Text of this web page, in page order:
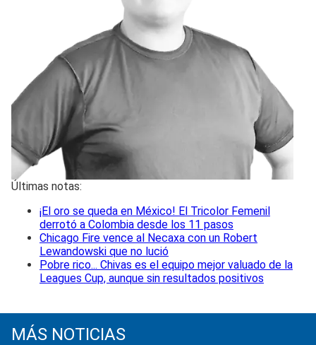
Últimas notas:
¡El oro se queda en México! El Tricolor Femenil
derrotó a Colombia desde los 11 pasos
Chicago Fire vence al Necaxa con un Robert
Lewandowski que no lució
Pobre rico... Chivas es el equipo mejor valuado de la
Leagues Cup, aunque sin resultados positivos
MÁS NOTICIAS